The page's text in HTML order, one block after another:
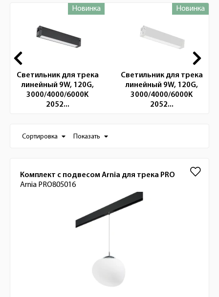
Новинка
Светильник для трека
линейный 9W, 120G,
3000/4000/6000K
2052...
Новинка
Светильник для трека
линейный 9W, 120G,
3000/4000/6000K
2052...
Настройки отображения списка
Сортировка Показать
Комплект с подвесом Arnia для трека PRO
Arnia PRO805016